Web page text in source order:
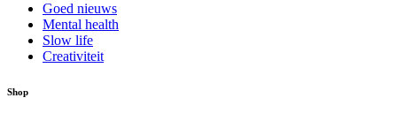
Goed nieuws
Mental health
Slow life
Creativiteit
Shop